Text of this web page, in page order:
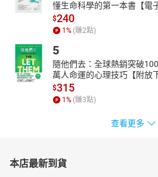
懂生命科學的第一本書【電
$240
1 % (賺2點)
5
隨他們去：全球熱銷突破
萬人命運的心理技巧【附放
書】
$315
1 % (賺3點)
查看更多
本店最新到貨